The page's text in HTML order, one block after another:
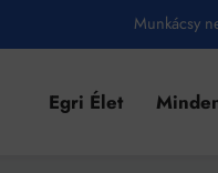
Munkácsy
Egri Élet